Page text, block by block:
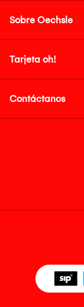
Sobre Oechsle
Tarjeta oh!
Contáctanos